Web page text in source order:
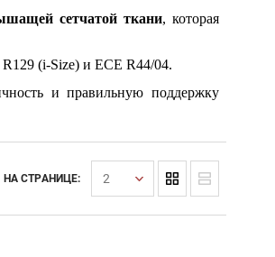
сетчатой ткани, которая
(i-Size) и ECE R44/04.
и правильную поддержку
НА СТРАНИЦЕ: 2